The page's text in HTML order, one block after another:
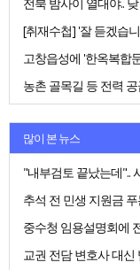
[취재수첩] '잘 듣겠습
고창읍성에 '한옥복합
농촌 골목길 등 전력
많이 본 뉴스
"내부검토 끝났는데"..
추석 전 민생 지원금
중수청 임용설명회에
교권 전담 변호사 대신